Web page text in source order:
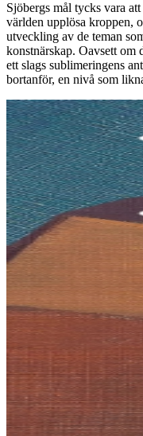
Sjöbergs mål tycks vara
världen upplösa kroppen,
utveckling av de teman
konstnärskap. Oavsett om
ett slags sublimeringens
bortanför, en nivå som